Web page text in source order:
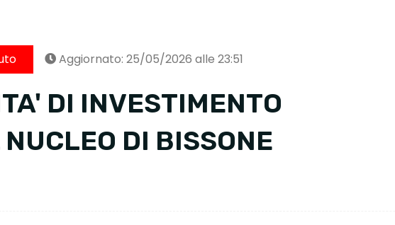
Aggiornato: 25/05/2026 alle 23:51
DI INVESTIMENTO
DI BISSONE